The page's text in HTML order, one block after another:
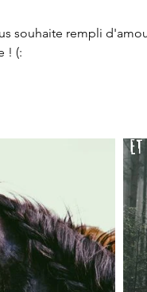
souhaite rempli
! (: